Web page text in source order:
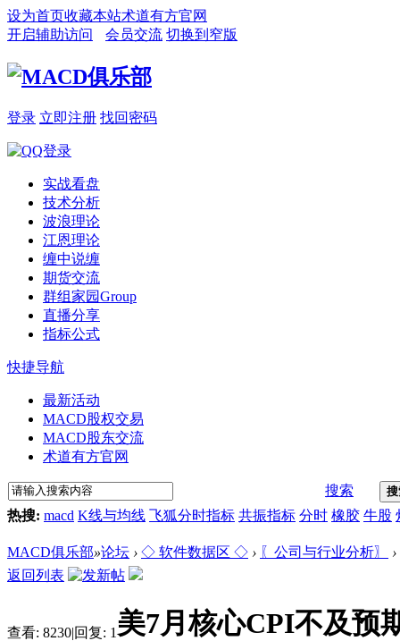
设为首页收藏本站术道有方官网
开启辅助访问
会员交流 切换到窄版
登录 立即注册 找回密码
实战看盘
技术分析
波浪理论
江恩理论
缠中说缠
期货交流
群组家园Group
直播分享
指标公式
快捷导航
最新活动
MACD股权交易
MACD股东交流
术道有方官网
搜索
热搜: macd K线与均线 飞狐分时指标 共振指标 分时 橡胶 牛股
MACD俱乐部»论坛 › ◇ 软件数据区 ◇ › 〖公司与行业分析〗
›
返回列表
查看: 8230|回复: 1 美7月核心CPI不及预